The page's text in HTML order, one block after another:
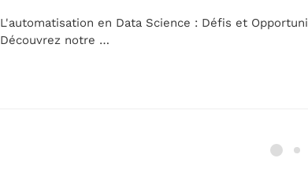
L'automatisation en Data Science : Défis et
Découvrez notre …